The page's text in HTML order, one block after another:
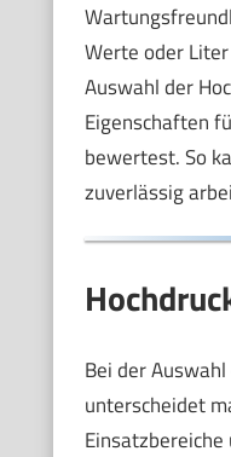
Werte oder
Auswahl der
Eigenschaften
bewertest. So
zuverlässig
Bei der
unterscheidet